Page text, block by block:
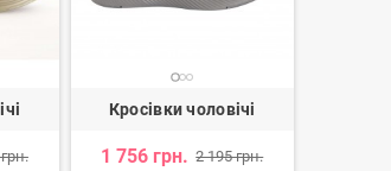
Кросівки чоловічі
1 756 грн. 2 195 грн.